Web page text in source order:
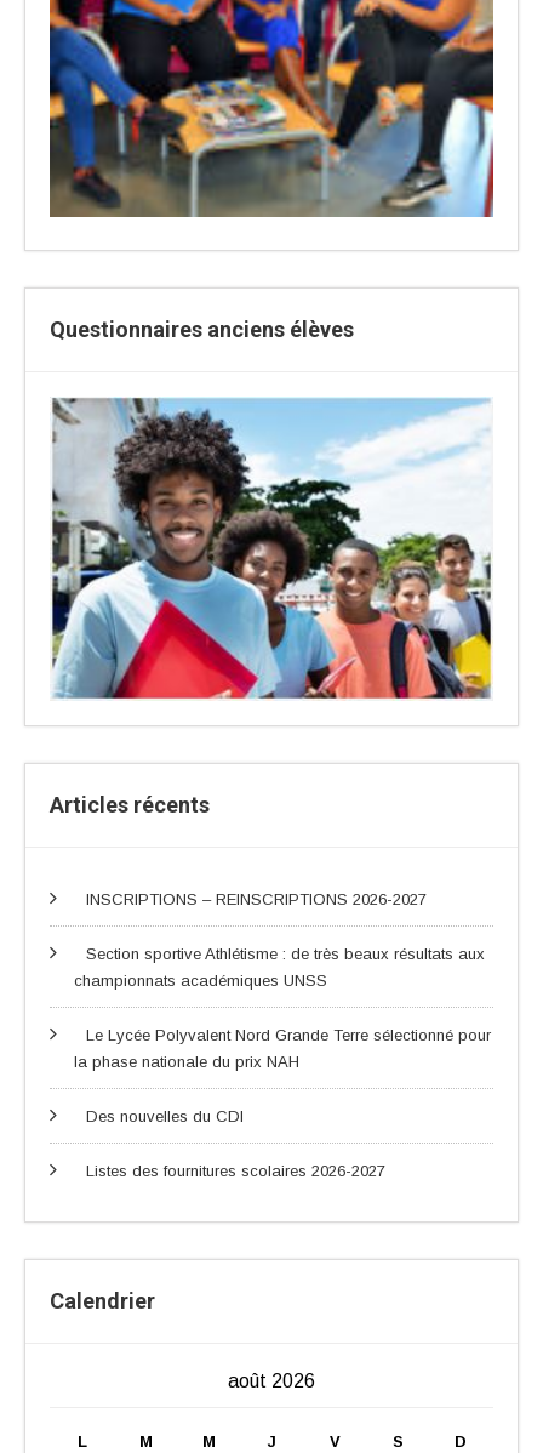
Questionnaires anciens élèves
Articles récents
INSCRIPTIONS – REINSCRIPTIONS 2026-2027
Section sportive Athlétisme : de très beaux résultats aux
championnats académiques UNSS
Le Lycée Polyvalent Nord Grande Terre sélectionné pour
la phase nationale du prix NAH
Des nouvelles du CDI
Listes des fournitures scolaires 2026-2027
Calendrier
août 2026
L M M J V S
D